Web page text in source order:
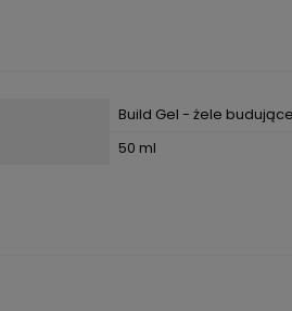
Build Gel - żele budujące
50 ml